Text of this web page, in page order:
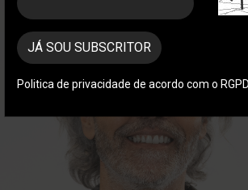
JÁ SOU SUBSCRITOR
Politica de privacidade de acordo com o RGPD